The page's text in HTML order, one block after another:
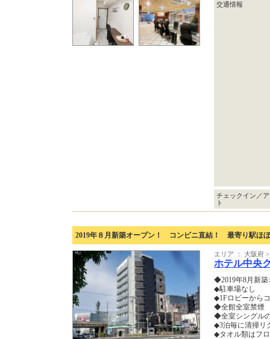
交通情報
チェックイン／
ト
2019年８月新築オープン！ コンビニ直結！ 最寄り駅ほ
エリア ： 大阪府
ホテル中央
◆2019年8月新築
◆駐車場なし
◆1Fロビーから
◆全館全室禁煙
◆全室シングル
◆3泊毎に清掃リ
◆タオル類はフ